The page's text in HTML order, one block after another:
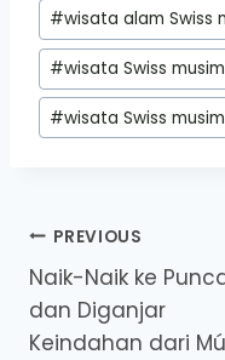
#wisata alam Swiss
#wisata Swiss
#wisata Swiss
Post
navigation
PREVIOUS
Naik-Naik ke
dan Diganjar
Keindahan dari